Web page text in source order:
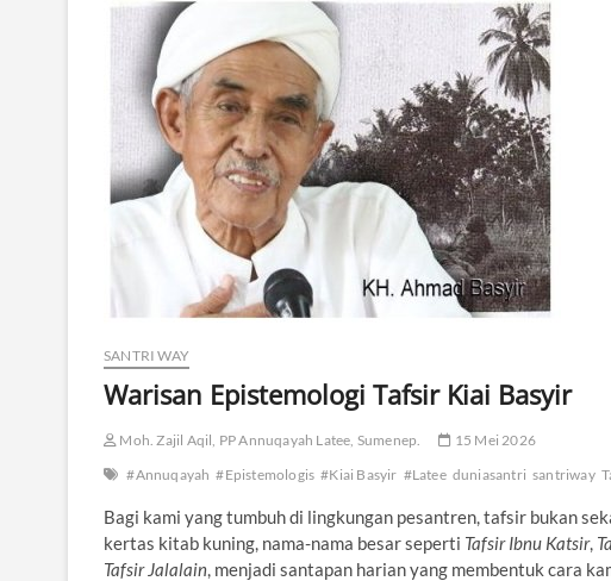
SANTRI WAY
Warisan Epistemologi Tafsir Kiai Basyir
Moh. Zajil Aqil, PP Annuqayah Latee, Sumenep.
15 Mei 2026
#Annuqayah #Epistemologis #Kiai Basyir #Latee duniasantri santriway
Bagi kami yang tumbuh di lingkungan pesantren, tafsir bukan
kertas kitab kuning, nama-nama besar seperti Tafsir Ibnu Katsir,
Tafsir Jalalain, menjadi santapan harian yang membentuk cara